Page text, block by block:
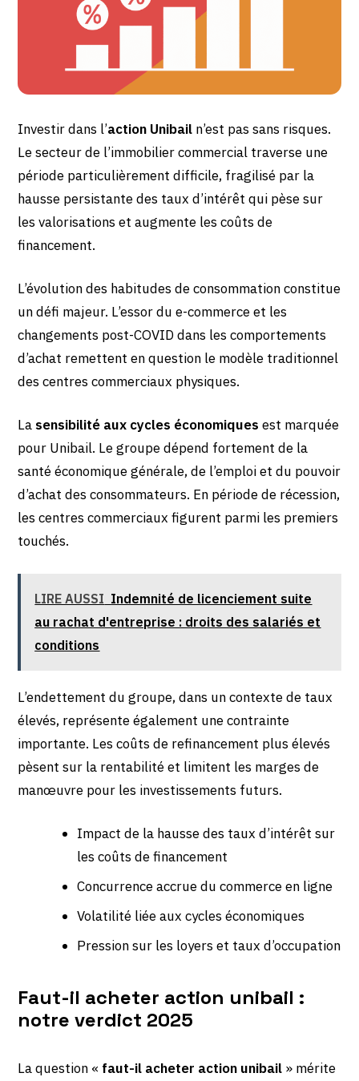
Investir dans l’action Unibail n’est pas sans risques.
Le secteur de l’immobilier commercial traverse une
période particulièrement difficile, fragilisé par la
hausse persistante des taux d’intérêt qui pèse sur
les valorisations et augmente les coûts de
financement.
L’évolution des habitudes de consommation constitue
un défi majeur. L’essor du e-commerce et les
changements post-COVID dans les comportements
d’achat remettent en question le modèle traditionnel
des centres commerciaux physiques.
La sensibilité aux cycles économiques est marquée
pour Unibail. Le groupe dépend fortement de la
santé économique générale, de l’emploi et du pouvoir
d’achat des consommateurs. En période de récession,
les centres commerciaux figurent parmi les premiers
touchés.
LIRE AUSSI Indemnité de licenciement suite
au rachat d'entreprise : droits des salariés et
conditions
L’endettement du groupe, dans un contexte de taux
élevés, représente également une contrainte
importante. Les coûts de refinancement plus élevés
pèsent sur la rentabilité et limitent les marges de
manœuvre pour les investissements futurs.
Impact de la hausse des taux d’intérêt sur
les coûts de financement
Concurrence accrue du commerce en ligne
Volatilité liée aux cycles économiques
Pression sur les loyers et taux d’occupation
Faut-il acheter action unibail :
notre verdict 2025
La question « faut-il acheter action unibail » mérite